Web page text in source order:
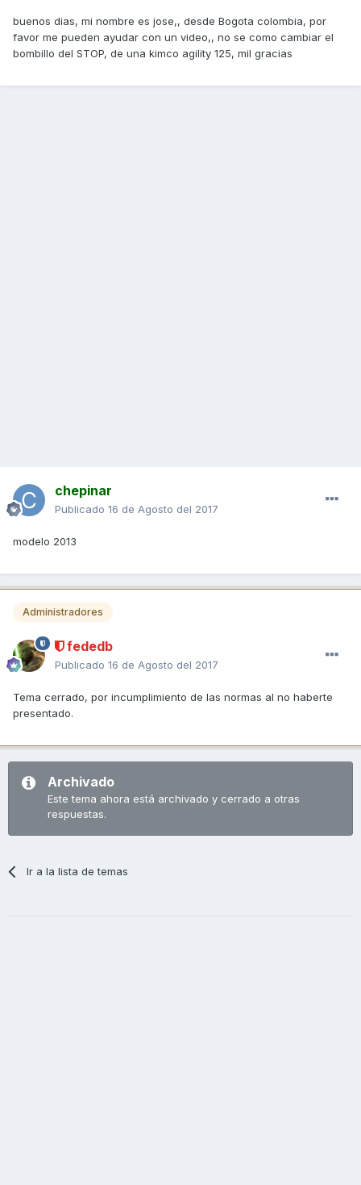
buenos dias, mi nombre es jose,, desde Bogota colombia, por
favor me pueden ayudar con un video,, no se como cambiar el
bombillo del STOP, de una kimco agility 125, mil gracias
chepinar
Publicado 16 de Agosto del 2017
modelo 2013
Administradores
fededb
Publicado 16 de Agosto del 2017
Tema cerrado, por incumplimiento de las normas al no haberte
presentado.
Archivado
Este tema ahora está archivado y cerrado a otras
respuestas.
Ir a la lista de temas